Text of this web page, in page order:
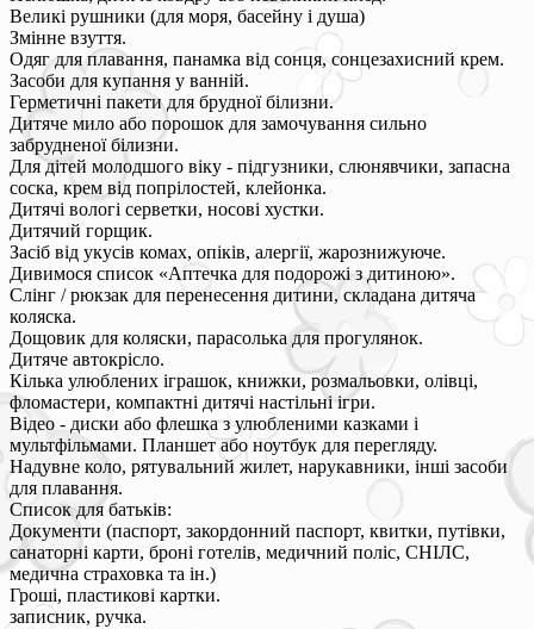
Великі рушники (для моря, басейну і душа)
Змінне взуття.
Одяг для плавання, панамка від сонця, сонцезахисний крем.
Засоби для купання у ванній.
Герметичні пакети для брудної білизни.
Дитяче мило або порошок для замочування сильно
забрудненої білизни.
Для дітей молодшого віку - підгузники, слюнявчики, запасна
соска, крем від попрілостей, клейонка.
Дитячі вологі серветки, носові хустки.
Дитячий горщик.
Засіб від укусів комах, опіків, алергії, жарознижуюче.
Дивимося список «Аптечка для подорожі з дитиною».
Слінг / рюкзак для перенесення дитини, складана дитяча
коляска.
Дощовик для коляски, парасолька для прогулянок.
Дитяче автокрісло.
Кілька улюблених іграшок, книжки, розмальовки, олівці,
фломастери, компактні дитячі настільні ігри.
Відео - диски або флешка з улюбленими казками і
мультфільмами. Планшет або ноутбук для перегляду.
Надувне коло, рятувальний жилет, нарукавники, інші засоби
для плавання.
Список для батьків:
Документи (паспорт, закордонний паспорт, квитки, путівки,
санаторні карти, броні готелів, медичний поліс, СНІЛС,
медична страховка та ін.)
Гроші, пластикові картки.
записник, ручка.